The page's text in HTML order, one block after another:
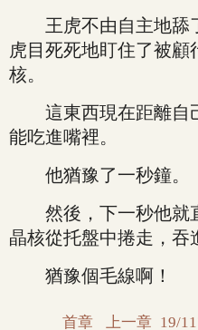
王虎不由自主地舔
虎目死死地盯住了被顧
核。
這東西現在距離自
能吃進嘴裡。
他猶豫了一秒鐘。
然後，下一秒他就
晶核從托盤中捲走，吞
猶豫個毛線啊！
首章 上一章 19/